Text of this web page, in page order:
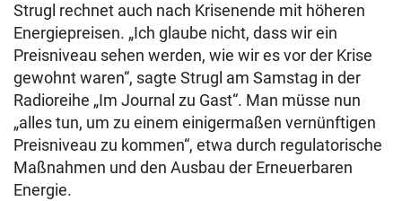
Strugl rechnet auch nach Krisenende mit höheren
Energiepreisen. „Ich glaube nicht, dass wir ein
Preisniveau sehen werden, wie wir es vor der Krise
gewohnt waren“, sagte Strugl am Samstag in der
Radioreihe „Im Journal zu Gast“. Man müsse nun
„alles tun, um zu einem einigermaßen vernünftigen
Preisniveau zu kommen“, etwa durch regulatorische
Maßnahmen und den Ausbau der Erneuerbaren
Energie.